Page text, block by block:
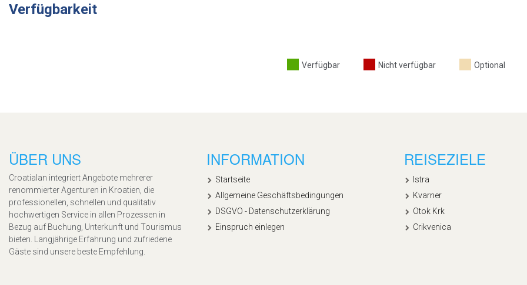
Verfügbarkeit
Verfügbar Nicht verfügbar Optional
ÜBER UNS
Croatialan integriert Angebote mehrerer
renommierter Agenturen in Kroatien, die
professionellen, schnellen und qualitativ
hochwertigen Service in allen Prozessen in
Bezug auf Buchung, Unterkunft und Tourismus
bieten. Langjährige Erfahrung und zufriedene
Gäste sind unsere beste Empfehlung.
INFORMATION
Startseite
Allgemeine Geschäftsbedingungen
DSGVO - Datenschutzerklärung
Einspruch einlegen
REISEZIELE
Istra
Kvarner
Otok Krk
Crikvenica